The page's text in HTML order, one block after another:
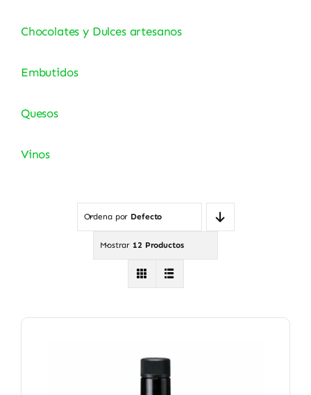
Chocolates y Dulces artesanos
Embutidos
Quesos
Vinos
Ordena por Defecto
Mostrar 12 Productos